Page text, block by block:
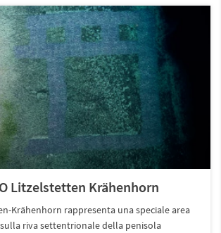
Litzelstetten Krähenhorn
Krähenhorn rappresenta una speciale area
riva settentrionale della penisola